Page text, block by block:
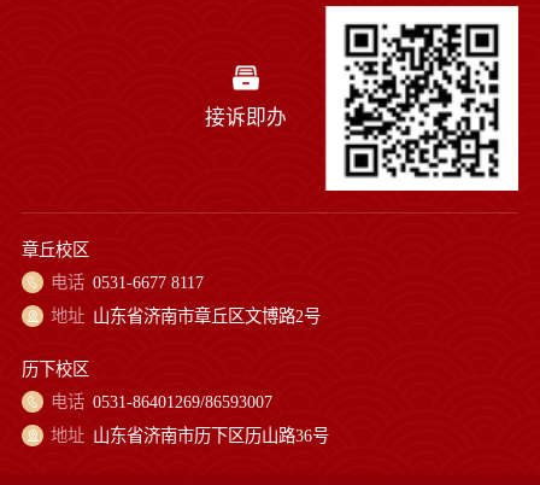
接诉即办
章丘校区
电话 0531-6677 8117
地址 山东省济南市章丘区文博路2号
历下校区
电话 0531-86401269/86593007
地址 山东省济南市历下区历山路36号